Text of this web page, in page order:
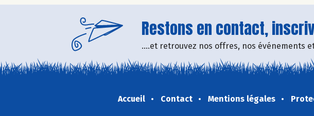
Restons en contact,
....et retrouvez nos offres, nos événements
Accueil Contact Mentions légales